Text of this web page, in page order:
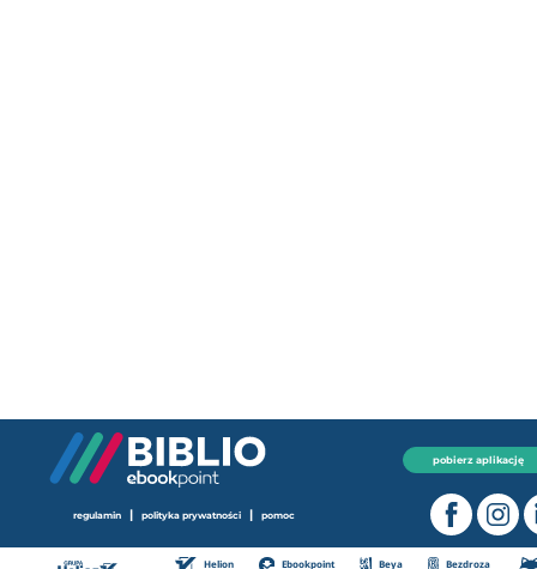
pobierz aplikację
regulamin | polityka prywatności | pomoc
Helion Ebookpoint Beya Bezdroza